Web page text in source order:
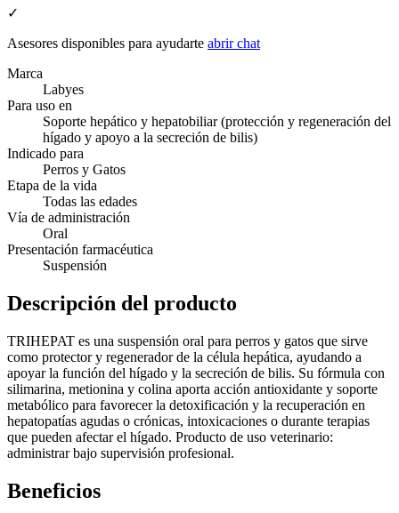
✓
Asesores disponibles para ayudarte abrir chat
Marca
Labyes
Para uso en
Soporte hepático y hepatobiliar (protección y regeneración del
hígado y apoyo a la secreción de bilis)
Indicado para
Perros y Gatos
Etapa de la vida
Todas las edades
Vía de administración
Oral
Presentación farmacéutica
Suspensión
Descripción del producto
TRIHEPAT es una suspensión oral para perros y gatos que sirve
como protector y regenerador de la célula hepática, ayudando a
apoyar la función del hígado y la secreción de bilis. Su fórmula con
silimarina, metionina y colina aporta acción antioxidante y soporte
metabólico para favorecer la detoxificación y la recuperación en
hepatopatías agudas o crónicas, intoxicaciones o durante terapias
que pueden afectar el hígado. Producto de uso veterinario:
administrar bajo supervisión profesional.
Beneficios